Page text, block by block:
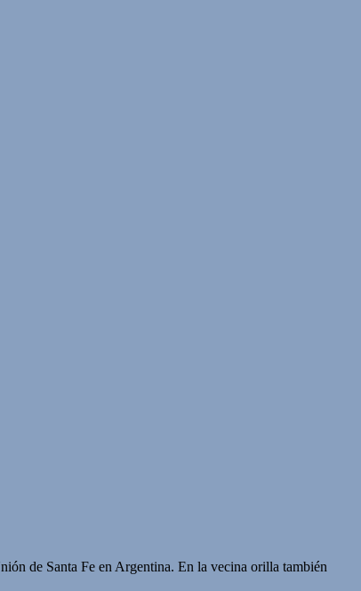
de Santa Fe en Argentina. En la vecina orilla también